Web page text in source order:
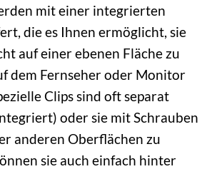
mit einer integrierten
die es Ihnen ermöglicht, sie
auf einer ebenen Fläche zu
dem Fernseher oder Monitor
Clips sind oft separat
oder sie mit Schrauben
anderen Oberflächen zu
sie auch einfach hinter